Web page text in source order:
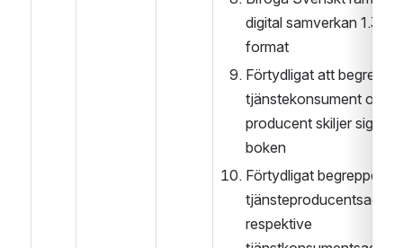
digital samverkan 1.3 i
format
Förtydligat att
tjänstekonsument och –
producent skiljer sig
boken
Förtydligat begreppen
tjänsteproducentsagent
respektive